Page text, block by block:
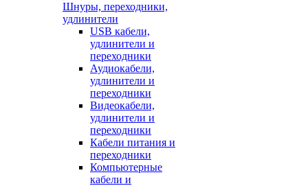
Шнуры, переходники,
удлинители
USB кабели,
удлинители и
переходники
Аудиокабели,
удлинители и
переходники
Видеокабели,
удлинители и
переходники
Кабели питания и
переходники
Компьютерные
кабели и